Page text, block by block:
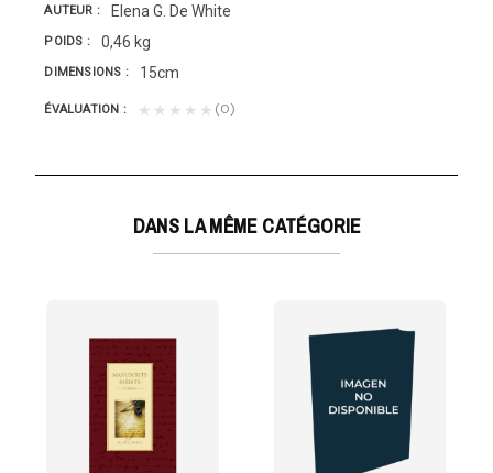
AUTEUR Elena G. De White
POIDS 0,46 kg
DIMENSIONS 15cm
ÉVALUATION ★★★★★ (0)
DANS LA MÊME CATÉGORIE
apprécié pour ses textes inédits, les...